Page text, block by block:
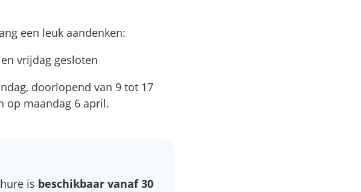
een leuk aandenken:
vrijdag gesloten
doorlopend van 9 tot 17
op maandag 6 april.
is beschikbaar vanaf 30